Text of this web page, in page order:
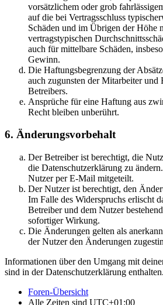
vorsätzlichem oder grob
auf die bei Vertragsschluss
Schäden und im Übrigen der Höhe
vertragstypischen
auch für mittelbare Schäden,
Gewinn.
Die Haftungsbegrenzung der
auch zugunsten der Mitarbeiter und
Betreibers.
Ansprüche für eine Haftung aus
Recht bleiben unberührt.
6. Änderungsvorbehalt
Der Betreiber ist berechtigt, die
die Datenschutzerklärung zu
Nutzer per E-Mail mitgeteilt.
Der Nutzer ist berechtigt, den
Im Falle des Widerspruchs erlischt
Betreiber und dem Nutzer
sofortiger Wirkung.
Die Änderungen gelten als
der Nutzer den Änderungen
Informationen über den Umgang mit
sind in der Datenschutzerklärung enthalten.
Foren-Übersicht
Alle Zeiten sind UTC+01:00